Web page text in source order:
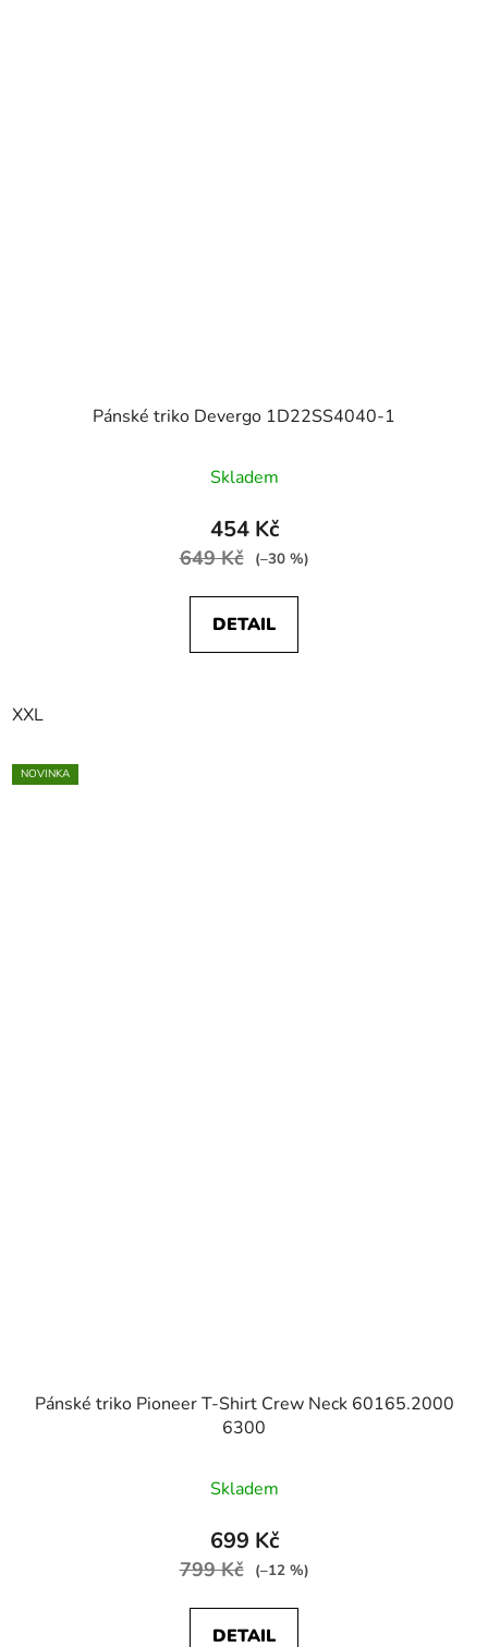
Pánské triko Devergo 1D22SS4040-1
Skladem
454 Kč
649 Kč (–30 %)
DETAIL
XXL
NOVINKA
Pánské triko Pioneer T-Shirt Crew Neck 60165.2000
6300
Skladem
699 Kč
799 Kč (–12 %)
DETAIL